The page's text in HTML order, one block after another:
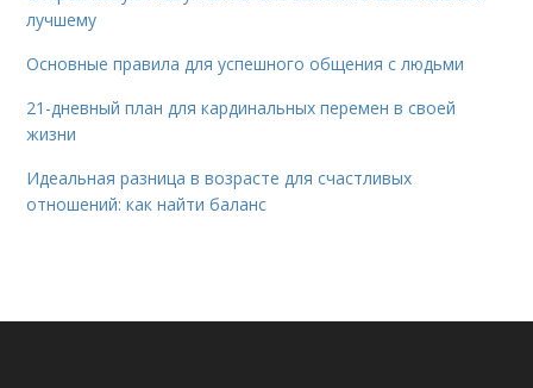
лучшему
Основные правила для успешного общения с людьми
21-дневный план для кардинальных перемен в своей
жизни
Идеальная разница в возрасте для счастливых
отношений: как найти баланс